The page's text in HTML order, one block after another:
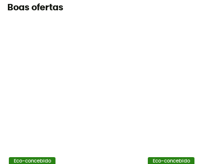
Boas ofertas
Eco-concebido Eco-concebido